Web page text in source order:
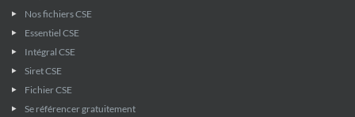
Nos fichiers CSE
Essentiel CSE
Intégral CSE
Siret CSE
Fichier CSE
Se référencer gratuitement